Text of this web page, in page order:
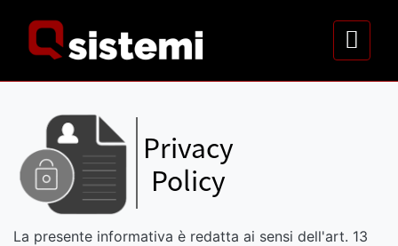
La presente informativa è redatta ai sensi dell'art. 13